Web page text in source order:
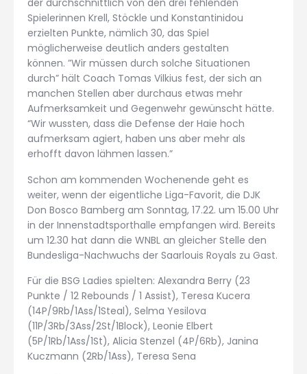
der durchschnittlich von den drei fehlenden
Spielerinnen Krell, Stöckle und Konstantinidou
erzielten Punkte, nämlich 30, das Spiel
möglicherweise deutlich anders gestalten
können. ”Wir müssen durch solche Situationen
durch” hält Coach Tomas Vilkius fest, der sich an
manchen Stellen aber durchaus etwas mehr
Aufmerksamkeit und Gegenwehr gewünscht hätte.
“Wir wussten, dass die Defense der Haie hoch
aufmerksam agiert, haben uns aber mehr als
erhofft davon lähmen lassen.”
Schon am kommenden Wochenende geht es
weiter, wenn der eigentliche Liga-Favorit, die DJK
Don Bosco Bamberg am Sonntag, 17.22. um 15.00 Uhr
in der Innenstadtsporthalle empfangen wird. Bereits
um 12.30 hat dann die WNBL an gleicher Stelle den
Bundesliga-Nachwuchs der Saarlouis Royals zu Gast.
Für die BSG Ladies spielten: Alexandra Berry (23
Punkte / 12 Rebounds / 1 Assist), Teresa Kucera
(14P/9Rb/1Ass/1Steal), Selma Yesilova
(11P/3Rb/3Ass/2St/1Block), Leonie Elbert
(5P/1Rb/1Ass/1St), Alicia Stenzel (4P/6Rb), Janina
Kuczmann (2Rb/1Ass), Teresa Sena